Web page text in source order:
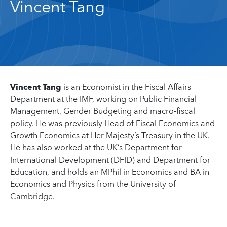
Vincent Tang
Vincent Tang is an Economist in the Fiscal Affairs
Department at the IMF, working on Public Financial
Management, Gender Budgeting and macro-fiscal
policy. He was previously Head of Fiscal Economics and
Growth Economics at Her Majesty’s Treasury in the UK.
He has also worked at the UK’s Department for
International Development (DFID) and Department for
Education, and holds an MPhil in Economics and BA in
Economics and Physics from the University of
Cambridge.